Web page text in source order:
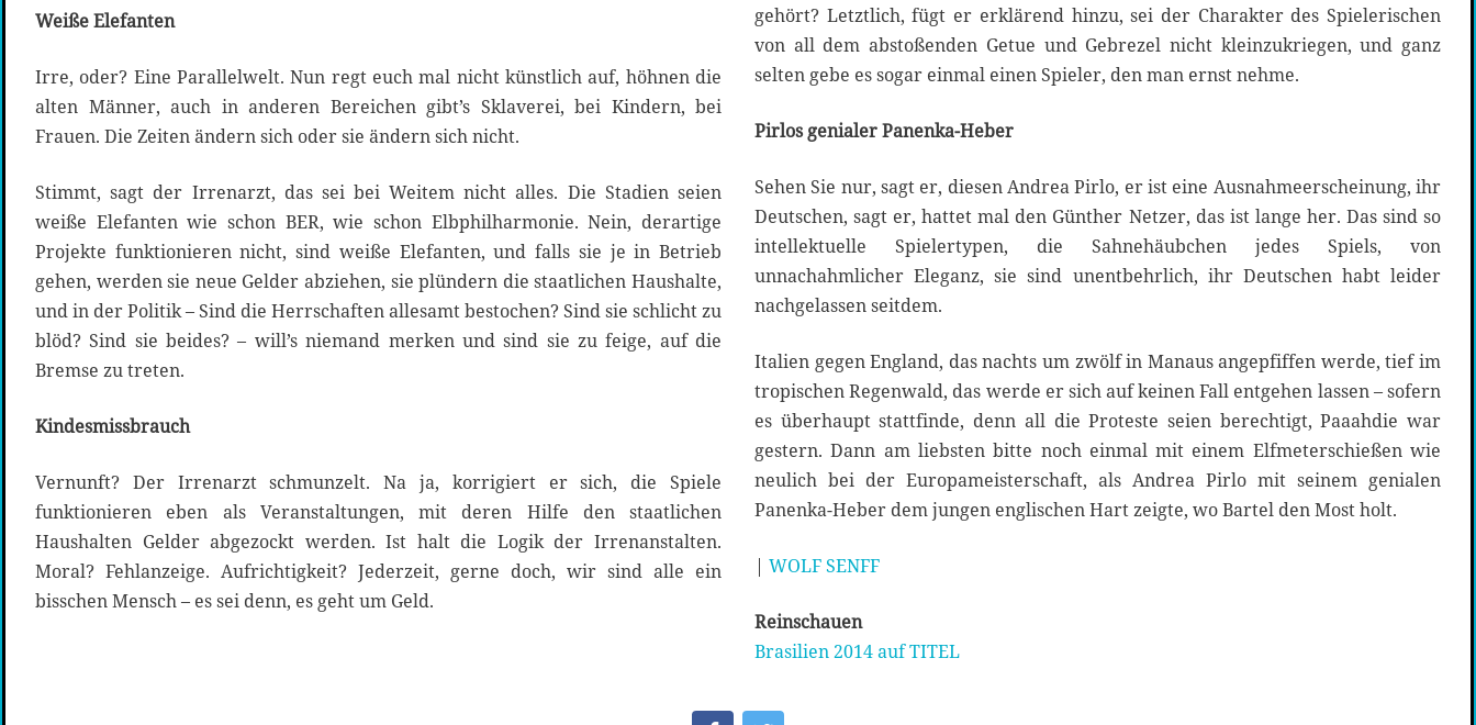
Weiße Elefanten
Irre, oder? Eine Parallelwelt. Nun regt euch mal nicht künstlich auf, höhnen die
alten Männer, auch in anderen Bereichen gibt’s Sklaverei, bei Kindern, bei
Frauen. Die Zeiten ändern sich oder sie ändern sich nicht.
Stimmt, sagt der Irrenarzt, das sei bei Weitem nicht alles. Die Stadien seien
weiße Elefanten wie schon BER, wie schon Elbphilharmonie. Nein, derartige
Projekte funktionieren nicht, sind weiße Elefanten, und falls sie je in Betrieb
gehen, werden sie neue Gelder abziehen, sie plündern die staatlichen Haushalte,
und in der Politik – Sind die Herrschaften allesamt bestochen? Sind sie schlicht zu
blöd? Sind sie beides? – will’s niemand merken und sind sie zu feige, auf die
Bremse zu treten.
Kindesmissbrauch
Vernunft? Der Irrenarzt schmunzelt. Na ja, korrigiert er sich, die Spiele
funktionieren eben als Veranstaltungen, mit deren Hilfe den staatlichen
Haushalten Gelder abgezockt werden. Ist halt die Logik der Irrenanstalten.
Moral? Fehlanzeige. Aufrichtigkeit? Jederzeit, gerne doch, wir sind alle ein
bisschen Mensch – es sei denn, es geht um Geld.
gehört? Letztlich, fügt er erklärend hinzu, sei der Charakter des Spielerischen
von all dem abstoßenden Getue und Gebrezel nicht kleinzukriegen, und ganz
selten gebe es sogar einmal einen Spieler, den man ernst nehme.
Pirlos genialer Panenka-Heber
Sehen Sie nur, sagt er, diesen Andrea Pirlo, er ist eine Ausnahmeerscheinung, ihr
Deutschen, sagt er, hattet mal den Günther Netzer, das ist lange her. Das sind so
intellektuelle Spielertypen, die Sahnehäubchen jedes Spiels, von
unnachahmlicher Eleganz, sie sind unentbehrlich, ihr Deutschen habt leider
nachgelassen seitdem.
Italien gegen England, das nachts um zwölf in Manaus angepfiffen werde, tief im
tropischen Regenwald, das werde er sich auf keinen Fall entgehen lassen – sofern
es überhaupt stattfinde, denn all die Proteste seien berechtigt, Paaahdie war
gestern. Dann am liebsten bitte noch einmal mit einem Elfmeterschießen wie
neulich bei der Europameisterschaft, als Andrea Pirlo mit seinem genialen
Panenka-Heber dem jungen englischen Hart zeigte, wo Bartel den Most holt.
| WOLF SENFF
Reinschauen
Brasilien 2014 auf TITEL